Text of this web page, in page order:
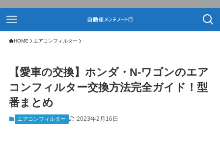
HOME エアコンフィルター
【愛車の交換】ホンダ・N-ワゴンのエア
コンフィルター交換方法完全ガイド！型
番まとめ
エアコンフィルター 2023年2月16日